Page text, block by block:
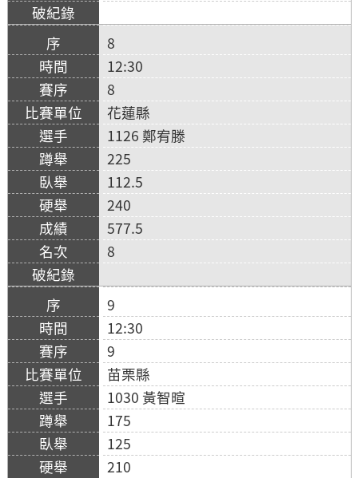
8
12:30
8
花蓮縣
1126 鄭宥滕
225
112.5
240
577.5
8
9
12:30
9
苗栗縣
1030 黃智暄
175
125
210